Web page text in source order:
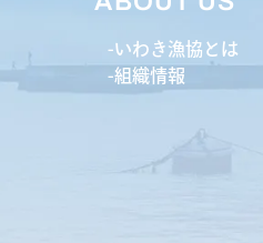
いわき漁協とは
組織情報